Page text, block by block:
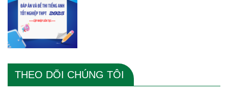
THEO DÕI CHÚNG TÔI